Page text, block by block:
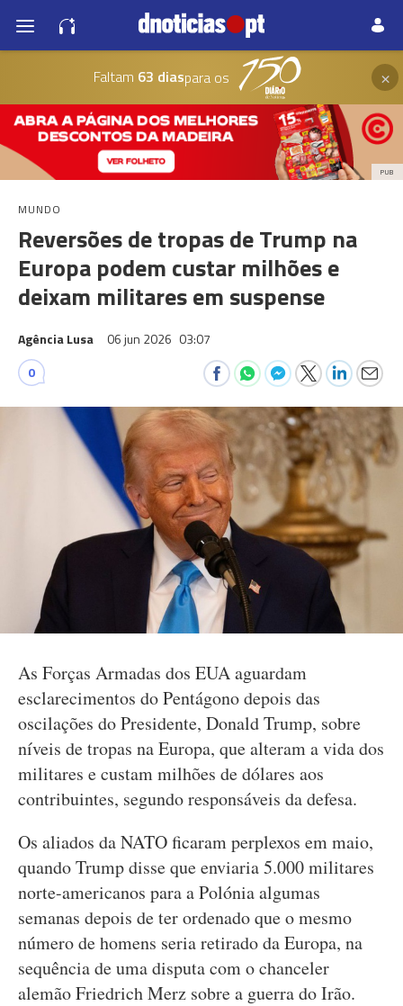
Faltam 63 diaspara os ×
PUB
MUNDO
Reversões de tropas de Trump na
Europa podem custar milhões e
deixam militares em suspense
Agência Lusa 06 jun 2026 03:07
0
As Forças Armadas dos EUA aguardam
esclarecimentos do Pentágono depois das
oscilações do Presidente, Donald Trump, sobre
níveis de tropas na Europa, que alteram a vida dos
militares e custam milhões de dólares aos
contribuintes, segundo responsáveis da defesa.
Os aliados da NATO ficaram perplexos em maio,
quando Trump disse que enviaria 5.000 militares
norte-americanos para a Polónia algumas
semanas depois de ter ordenado que o mesmo
número de homens seria retirado da Europa, na
sequência de uma disputa com o chanceler
alemão Friedrich Merz sobre a guerra do Irão.